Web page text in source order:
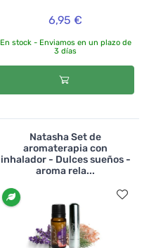
6,95 €
En stock - Enviamos en un plazo de
3 días
Natasha Set de
aromaterapia con
inhalador - Dulces sueños -
aroma rela...